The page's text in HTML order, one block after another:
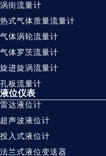
涡街流量计
热式气体质量流量计
气体涡轮流量计
气体罗茨流量计
旋进旋涡流量计
孔板流量计
液位仪表
雷达液位计
超声波液位计
投入式液位计
法兰式液位变送器